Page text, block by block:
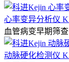
心率变异分析仪
血管病变早期筛查
动脉硬化检测仪